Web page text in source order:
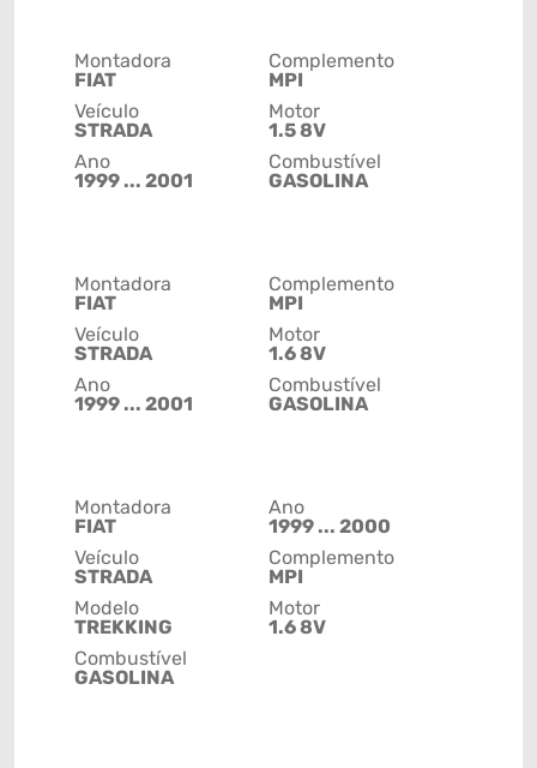
Montadora
FIAT
Veículo
STRADA
Ano
1999 ... 2001
Complemento
MPI
Motor
1.5 8V
Combustível
GASOLINA
Montadora
FIAT
Veículo
STRADA
Ano
1999 ... 2001
Complemento
MPI
Motor
1.6 8V
Combustível
GASOLINA
Montadora
FIAT
Veículo
STRADA
Modelo
TREKKING
Ano
1999 ... 2000
Complemento
MPI
Motor
1.6 8V
Combustível
GASOLINA